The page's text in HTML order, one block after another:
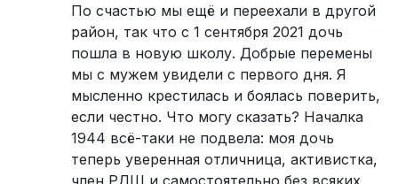
По счастью мы ещё и переехали в другой
район, так что с 1 сентября 2021 дочь
пошла в новую школу. Добрые перемены
мы с мужем увидели с первого дня. Я
мысленно крестилась и боялась поверить,
если честно. Что могу сказать? Началка
1944 всё-таки не подвела: моя дочь
теперь уверенная отличница, активистка,